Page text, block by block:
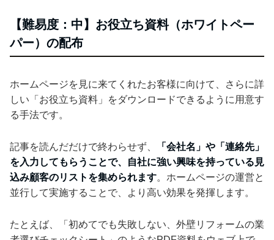
【難易度：中】お役立ち資料（ホワイトペー
パー）の配布
ホームページを見に来てくれたお客様に向けて、さらに詳
しい「お役立ち資料」をダウンロードできるように用意す
る手法です。
記事を読んだだけで終わらせず、
「会社名」や「連絡先」
を入力してもらうことで、自社に強い興味を持っている見
込み顧客のリストを集められます。ホームページの運営と
並行して実施することで、より高い効果を発揮します。
たとえば、「初めてでも失敗しない、外壁リフォームの業